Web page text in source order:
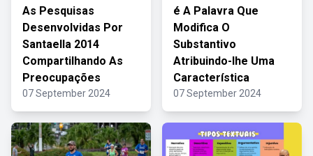
As Pesquisas
Desenvolvidas Por
Santaella 2014
Compartilhando As
Preocupações
07 September 2024
é A Palavra Que
Modifica O
Substantivo
Atribuindo-lhe Uma
Característica
07 September 2024